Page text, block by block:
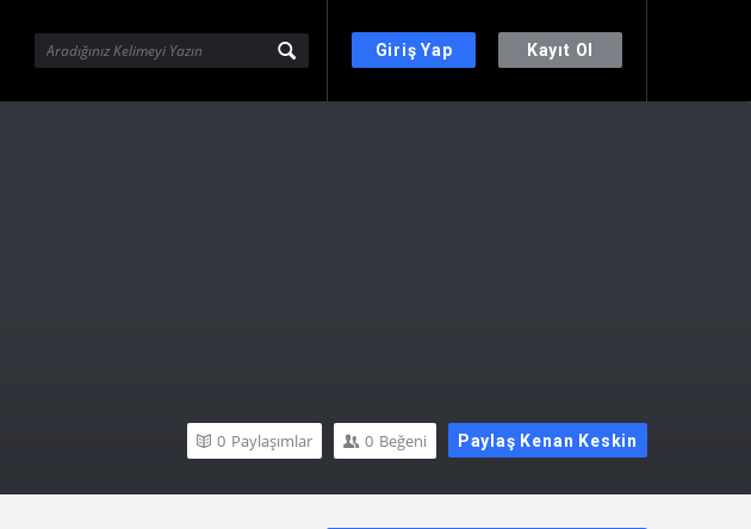
Giriş Yap Kayıt Ol
Paylaş Kenan Keskin
0 Beğeni
0 Paylaşımlar